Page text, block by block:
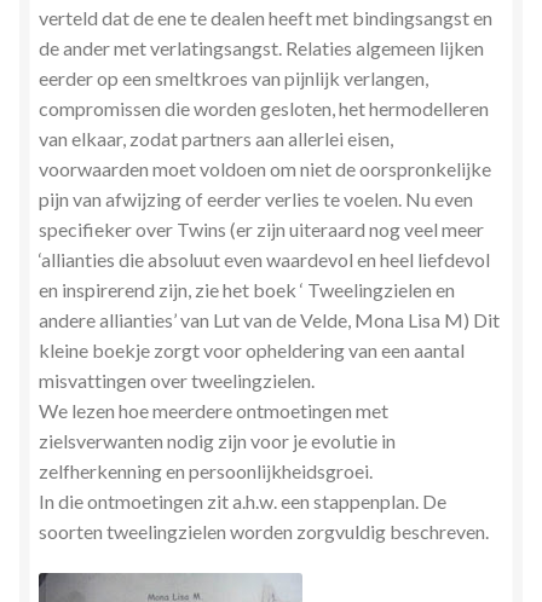
verteld dat de ene te dealen heeft met bindingsangst en
de ander met verlatingsangst. Relaties algemeen lijken
eerder op een smeltkroes van pijnlijk verlangen,
compromissen die worden gesloten, het hermodelleren
van elkaar, zodat partners aan allerlei eisen,
voorwaarden moet voldoen om niet de oorspronkelijke
pijn van afwijzing of eerder verlies te voelen. Nu even
specifieker over Twins (er zijn uiteraard nog veel meer
‘allianties die absoluut even waardevol en heel liefdevol
en inspirerend zijn, zie het boek ‘ Tweelingzielen en
andere allianties’ van Lut van de Velde, Mona Lisa M) Dit
kleine boekje zorgt voor opheldering van een aantal
misvattingen over tweelingzielen.
We lezen hoe meerdere ontmoetingen met
zielsverwanten nodig zijn voor je evolutie in
zelfherkenning en persoonlijkheidsgroei.
In die ontmoetingen zit a.h.w. een stappenplan. De
soorten tweelingzielen worden zorgvuldig beschreven.